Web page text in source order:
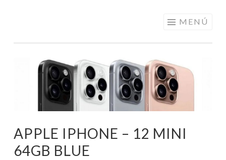
PRECIOS DE
ANDORRA
MENÚ
APPLE IPHONE – 12 MINI
64GB BLUE